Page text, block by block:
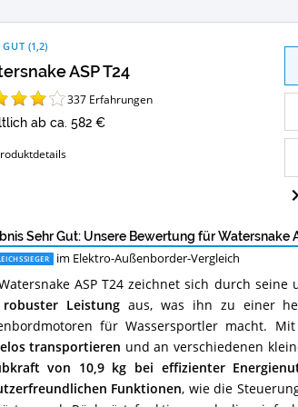
ASP T24
GUT (1,2)
337 Erfahrungen
ab ca. 582 €
ist
Sehr Gut: Unsere Bewertung für Watersnake
im Elektro-Außenborder-Vergleich
ASP T24 zeichnet sich durch
Leistung aus, was ihn zu einer
für Wassersportler macht.
transportieren und an verschiedenen
von 10,9 kg bei effizienter
Funktionen, wie die